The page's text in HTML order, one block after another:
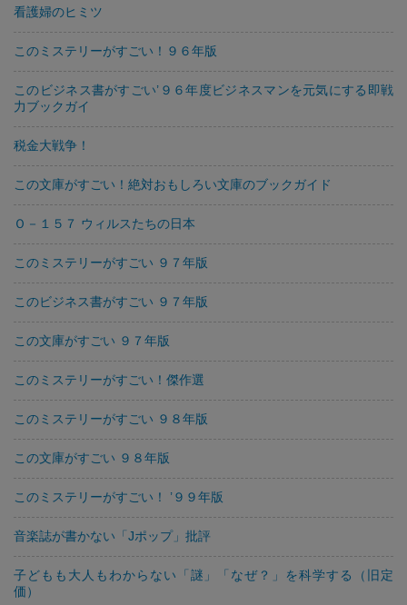
看護婦のヒミツ
このミステリーがすごい！９６年版
このビジネス書がすごい’９６年度ビジネスマンを元気にする即戦
力ブックガイ
税金大戦争！
この文庫がすごい！絶対おもしろい文庫のブックガイド
Ｏ－１５７ ウィルスたちの日本
このミステリーがすごい ９７年版
このビジネス書がすごい ９７年版
この文庫がすごい ９７年版
このミステリーがすごい！傑作選
このミステリーがすごい ９８年版
この文庫がすごい ９８年版
このミステリーがすごい！ ’９９年版
音楽誌が書かない「Jポップ」批評
子どもも大人もわからない「謎」「なぜ？」を科学する（旧定
価）